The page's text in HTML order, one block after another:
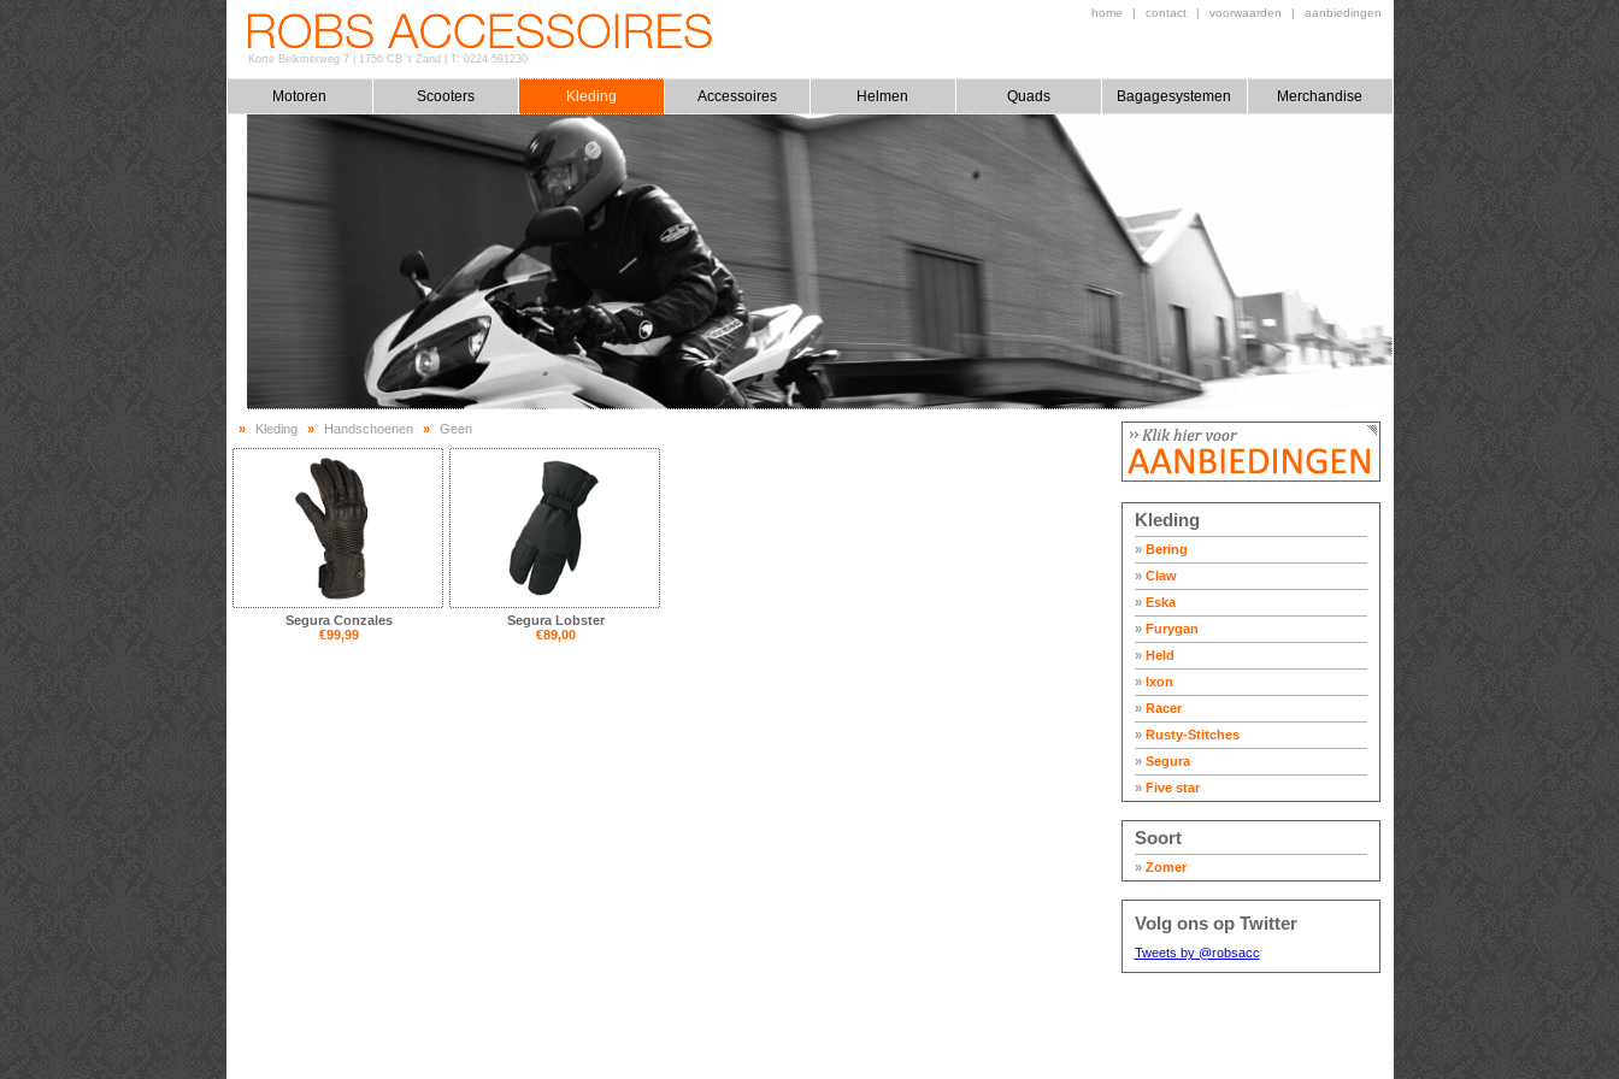
Korte Belkmerweg 7| 1756 CB 't Zand T: 0224 591230
home | contact | voorwaarden | aanbiedingen
Motoren Scooters Kleding Accessoires Helmen Quads Bagagesystemen Merchandise
Kleding
» Bering
» Claw
» Eska
» Furygan
» Held
» Ixon
» Racer
» Rusty-Stitches
» Segura
» Five star
Soort
» Zomer
Volg ons op Twitter
Tweets by @robsacc
» Kleding » Handschoenen » Geen
Segura Conzales
€99,99
Segura Lobster
€89,00